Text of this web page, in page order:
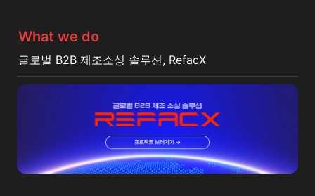
What we do
글로벌 B2B 제조소싱 솔루션, RefacX